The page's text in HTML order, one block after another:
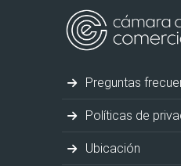
Preguntas
Políticas de
Ubicación